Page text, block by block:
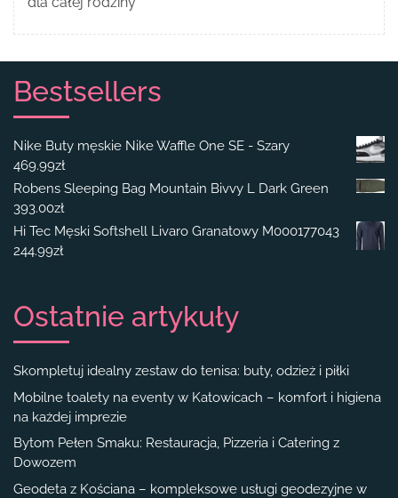
Bestsellers
Nike Buty męskie Nike Waffle One SE - Szary
469.99zł
Robens Sleeping Bag Mountain Bivvy L Dark Green
393.00zł
Hi Tec Męski Softshell Livaro Granatowy M000177043
244.99zł
Ostatnie artykuły
Skompletuj idealny zestaw do tenisa: buty, odzież i piłki
Mobilne toalety na eventy w Katowicach – komfort i higiena
na każdej imprezie
Bytom Pełen Smaku: Restauracja, Pizzeria i Catering z
Dowozem
Geodeta z Kościana – kompleksowe usługi geodezyjne w